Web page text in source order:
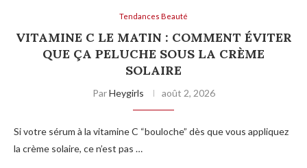
Tendances Beauté
VITAMINE C LE MATIN : COMMENT ÉVITER
QUE ÇA PELUCHE SOUS LA CRÈME
SOLAIRE
ParHeygirls août 2, 2026
Si votre sérum à la vitamine C “bouloche” dès que vous appliquez
la crème solaire, ce n’est pas …